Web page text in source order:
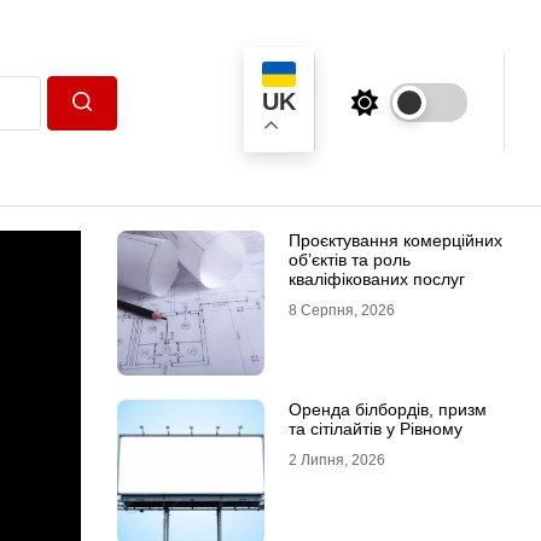
UK
Проєктування комерційних
об’єктів та роль
кваліфікованих послуг
8 Серпня, 2026
Оренда білбордів, призм
та сітілайтів у Рівному
2 Липня, 2026